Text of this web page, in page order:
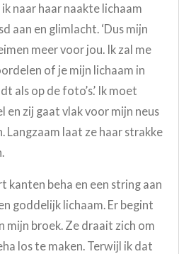
naar haar naakte lichaam
aan en glimlacht. ‘Dus mijn
meer voor jou. Ik zal me
of je mijn lichaam in
als op de foto’s.’ Ik moet
en zij gaat vlak voor mijn neus
Langzaam laat ze haar strakke
kanten beha en een string aan
goddelijk lichaam. Er begint
mijn broek. Ze draait zich om
los te maken. Terwijl ik dat